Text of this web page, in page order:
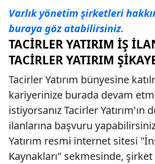
Varlık yönetim şirketleri
buraya göz atabilirsiniz.
TACIRLER YATIRIM İŞ
TACIRLER YATIRIM
Tacirler Yatırım bünyesine
kariyerinize burada devam
istiyorsanız Tacirler Yatırım'ın
ilanlarına başvuru
Yatırım resmi internet sitesi
Kaynakları" sekmesinde, şirket